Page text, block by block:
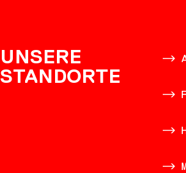
UNSERE
STANDORTE